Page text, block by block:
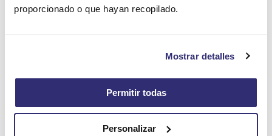
proporcionado o que hayan recopilado.
Mostrar detalles
Permitir todas
Personalizar